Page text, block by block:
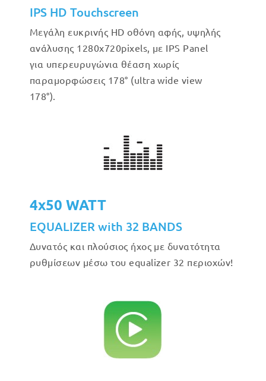
IPS HD Touchscreen
Μεγάλη ευκρινής HD οθόνη αφής, υψηλής
ανάλυσης 1280x720pixels, με IPS Panel
για υπερευρυγώνια θέαση χωρίς
παραμορφώσεις 178° (ultra wide view
178°).
4x50 WATT
EQUALIZER with 32 BANDS
Δυνατός και πλούσιος ήχος με δυνατότητα
ρυθμίσεων μέσω του equalizer 32 περιοχών!